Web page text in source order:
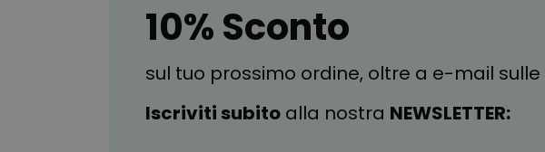
10% Sconto
sul tuo prossimo ordine, oltre a e-mail sulle
Iscriviti subito alla nostra NEWSLETTER: